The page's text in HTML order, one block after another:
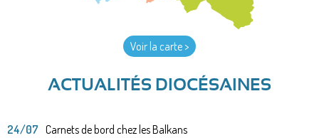
Voir la carte >
ACTUALITÉS DIOCÉSAINES
24/07 Carnets de bord chez les Balkans